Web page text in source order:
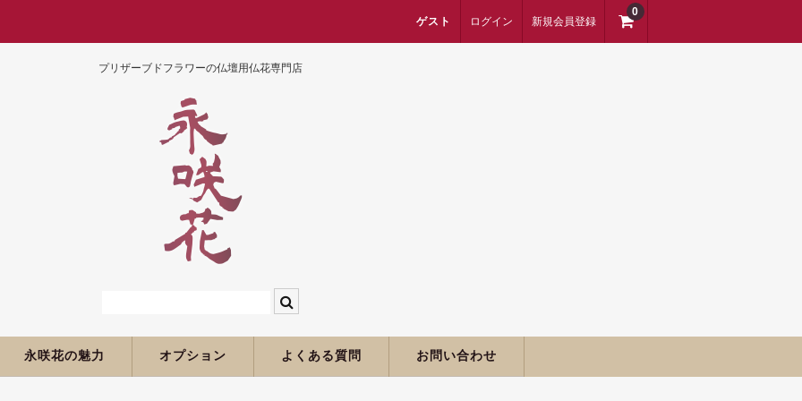
プリザーブドフラワーの仏壇用仏花専門店
ゲスト ログイン 新規会員登録
0
永咲花の魅力 オプション よくある質問 お問い合わせ